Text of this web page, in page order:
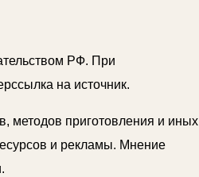
РФ. При
на источник.
методов приготовления и иных
и рекламы. Мнение